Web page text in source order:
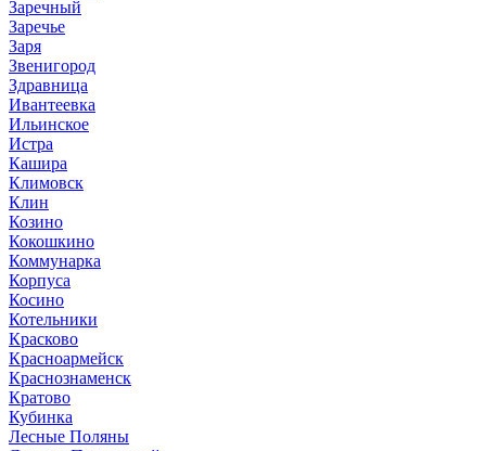
Заречный
Заречье
Заря
Звенигород
Здравница
Ивантеевка
Ильинское
Истра
Кашира
Климовск
Клин
Козино
Кокошкино
Коммунарка
Корпуса
Косино
Котельники
Красково
Красноармейск
Краснознаменск
Кратово
Кубинка
Лесные Поляны